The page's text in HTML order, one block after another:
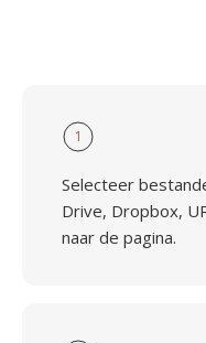
1
Selecteer
Drive, Dropbox,
naar de pagina.